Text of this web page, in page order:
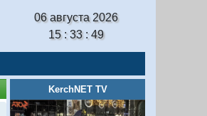
06 августа 2026
15 : 33 : 50
KerchNET TV